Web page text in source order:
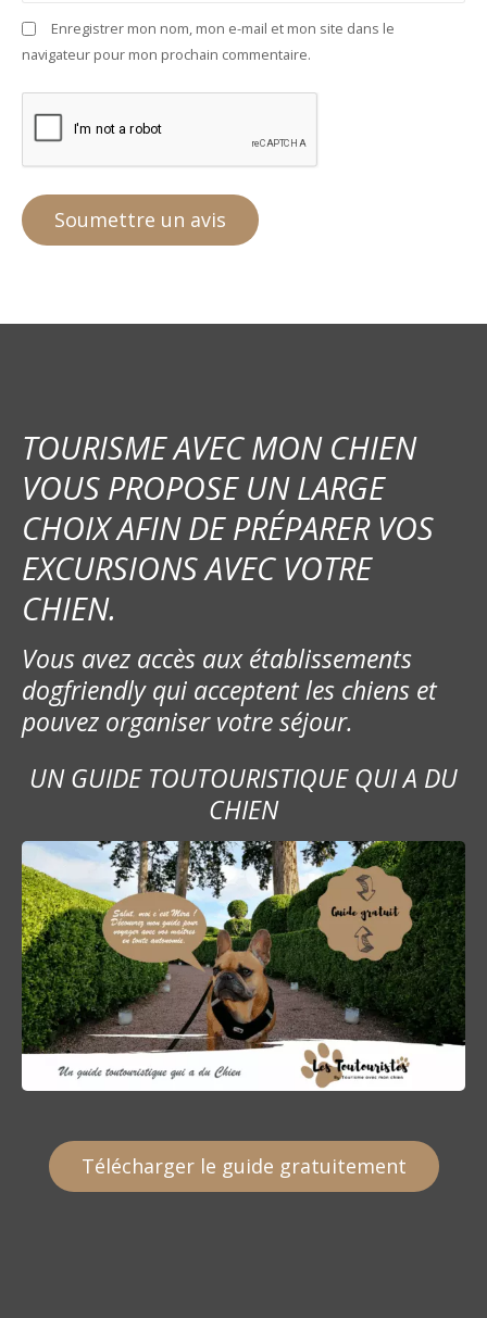
Enregistrer mon nom, mon e-mail et mon site dans le
navigateur pour mon prochain commentaire.
TOURISME AVEC MON CHIEN
VOUS PROPOSE UN LARGE
CHOIX AFIN DE PRÉPARER VOS
EXCURSIONS AVEC VOTRE
CHIEN.
Vous avez accès aux établissements
dogfriendly qui acceptent les chiens et
pouvez organiser votre séjour.
UN GUIDE TOUTOURISTIQUE QUI A DU
CHIEN
Télécharger le guide gratuitement